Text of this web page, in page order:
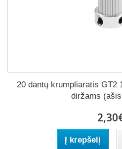
20 dantų krumpliaratis GT2
diržams
Į krepšelį